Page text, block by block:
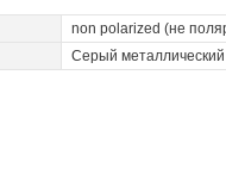
non polarized (не
Серый металлический